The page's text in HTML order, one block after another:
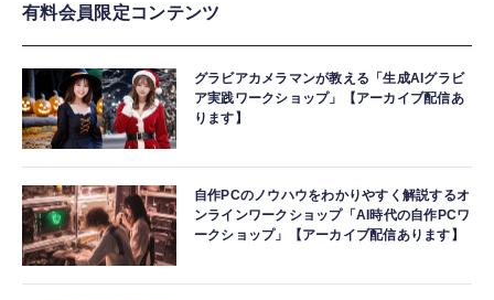
有料会員限定コンテンツ
グラビアカメラマンが教える「生成AIグラビ
ア実践ワークショップ」【アーカイブ配信あ
ります】
自作PCのノウハウをわかりやすく解説するオ
ンラインワークショップ「AI時代の自作PCワ
ークショップ」【アーカイブ配信あります】